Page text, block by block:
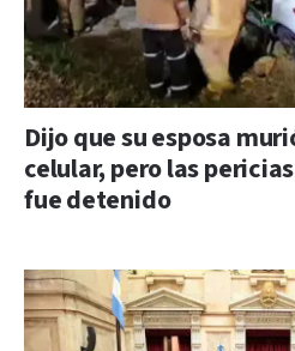
Dijo que su esposa
celular, pero las
fue detenido